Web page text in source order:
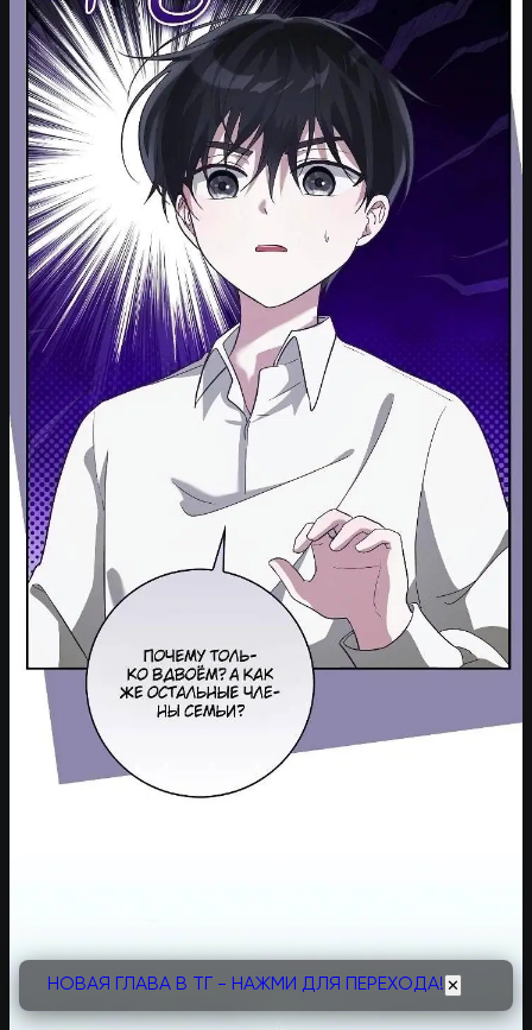
НОВАЯ ГЛАВА В ТГ - НАЖМИ ДЛЯ ПЕРЕХОДА! ✕